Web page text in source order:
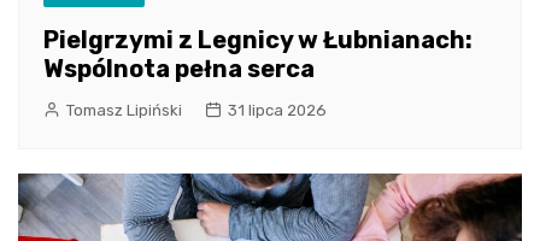
Pielgrzymi z Legnicy w Łubnianach:
Wspólnota pełna serca
Tomasz Lipiński 31 lipca 2026